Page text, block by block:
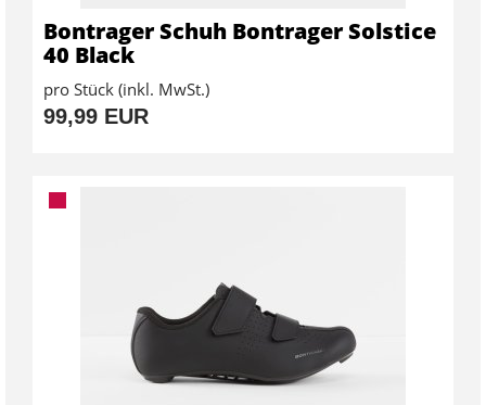
Bontrager Schuh Bontrager Solstice
40 Black
pro Stück (inkl. MwSt.)
99,99 EUR